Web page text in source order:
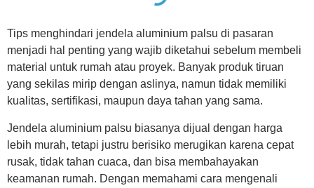
Tips menghindari jendela aluminium palsu di pasaran
menjadi hal penting yang wajib diketahui sebelum membeli
material untuk rumah atau proyek. Banyak produk tiruan
yang sekilas mirip dengan aslinya, namun tidak memiliki
kualitas, sertifikasi, maupun daya tahan yang sama.
Jendela aluminium palsu biasanya dijual dengan harga
lebih murah, tetapi justru berisiko merugikan karena cepat
rusak, tidak tahan cuaca, dan bisa membahayakan
keamanan rumah. Dengan memahami cara mengenali